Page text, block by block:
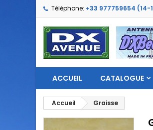
Téléphone: +33 977759654 (14-
ACCUEIL CATALOGUE
Accueil Graisse